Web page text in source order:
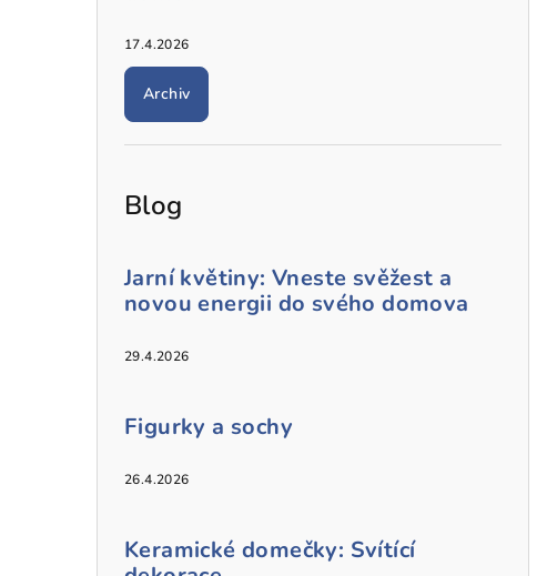
17.4.2026
Archiv
Blog
Jarní květiny: Vneste svěžest a
novou energii do svého domova
29.4.2026
Figurky a sochy
26.4.2026
Keramické domečky: Svítící